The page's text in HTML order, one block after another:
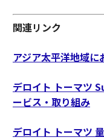
関連リンク
アジア太平洋地域
デロイト トーマツ
ービス・取り組み
デロイト トーマツ